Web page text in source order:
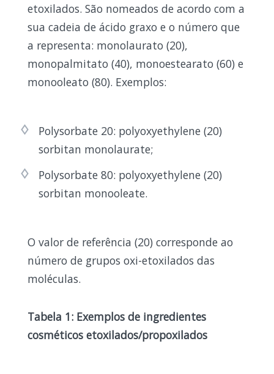
etoxilados. São nomeados de acordo com a
sua cadeia de ácido graxo e o número que
a representa: monolaurato (20),
monopalmitato (40), monoestearato (60) e
monooleato (80). Exemplos:
Polysorbate 20: polyoxyethylene (20)
sorbitan monolaurate;
Polysorbate 80: polyoxyethylene (20)
sorbitan monooleate.
O valor de referência (20) corresponde ao
número de grupos oxi-etoxilados das
moléculas.
Tabela 1: Exemplos de ingredientes
cosméticos etoxilados/propoxilados